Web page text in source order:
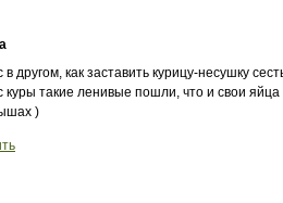
в другом, как заставить курицу-несушку
куры такие ленивые пошли, что и свои
)